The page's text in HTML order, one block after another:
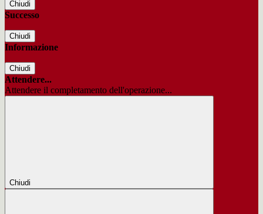
Chiudi
Successo
Chiudi
Informazione
Chiudi
Attendere...
Attendere il completamento dell'operazione...
Chiudi